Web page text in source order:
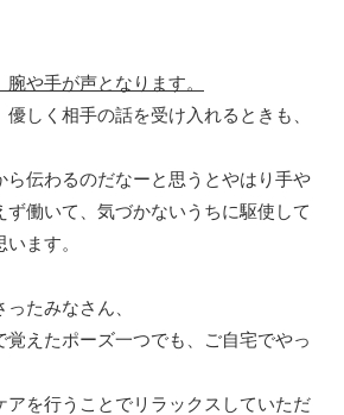
や手が声となります。
しく相手の話を受け入れるときも、
ら伝わるのだなーと思うとやはり手や
ず働いて、気づかないうちに駆使して
ます。
たみなさん、
覚えたポーズ一つでも、ご自宅でやっ
アを行うことでリラックスしていただ